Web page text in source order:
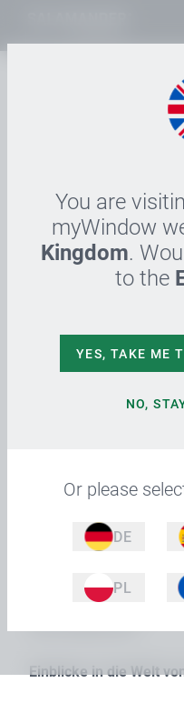
You are
myWindow
Kingdom.
to the
YES, TAKE ME
NO,
Or please
DE
PL
Auftakt
Türkheim
Türkheim, Juli 2024 –
Salamander Experts
diesem ersten Treffen
Schmiedeknecht
aus der Münchner
eingeladen. Die
Architektur und
Der studierte Architekt
entwickeln unsere
Deshalb ist uns der
Schmiedeknecht.“
Einblicke in die Welt